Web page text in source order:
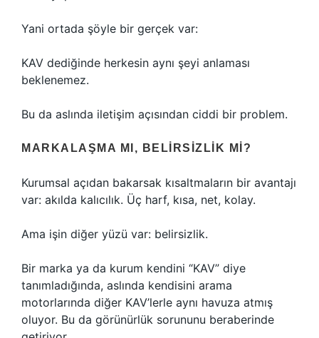
Yani ortada şöyle bir gerçek var:
KAV dediğinde herkesin aynı şeyi anlaması
beklenemez.
Bu da aslında iletişim açısından ciddi bir problem.
MARKALAŞMA MI, BELIRSIZLIK MI?
Kurumsal açıdan bakarsak kısaltmaların bir avantajı
var: akılda kalıcılık. Üç harf, kısa, net, kolay.
Ama işin diğer yüzü var: belirsizlik.
Bir marka ya da kurum kendini “KAV” diye
tanımladığında, aslında kendisini arama
motorlarında diğer KAV’lerle aynı havuza atmış
oluyor. Bu da görünürlük sorununu beraberinde